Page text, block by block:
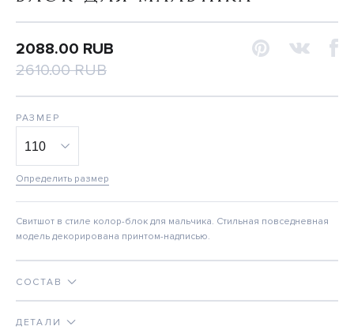
2088.00 RUB
2610.00 RUB
РАЗМЕР
Определить размер
Свитшот в стиле колор-блок для мальчика. Стильная повседневная
модель декорирована принтом-надписью.
СОСТАВ
ДЕТАЛИ